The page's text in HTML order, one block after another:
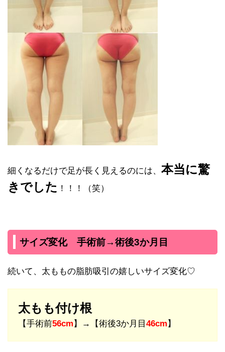
細くなるだけで足が長く見えるのには、 本当に驚
きでした ！！！（笑）
サイズ変化 手術前→術後3か月目
続いて、太ももの脂肪吸引の嬉しいサイズ変化♡
太もも付け根
【手術前56cm 】→【術後3か月目46cm 】